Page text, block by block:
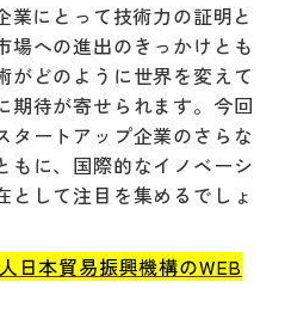
業にとって技術力の証明と
場への進出のきっかけとも
がどのように世界を変えて
期待が寄せられます。今回
タートアップ企業のさらな
もに、国際的なイノベーシ
として注目を集めるでしょ
日本貿易振興機構のWEB